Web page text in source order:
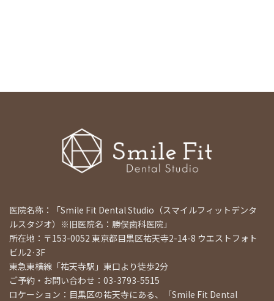
医院名称：「Smile Fit Dental Studio（スマイルフィットデンタ
ルスタジオ）※旧医院名：勝俣歯科医院」
所在地：〒153-0052 東京都目黒区祐天寺2-14-8 ウエストフォト
ビル2·3F
東急東横線「祐天寺駅」東口より徒歩2分
ご予約・お問い合わせ：03-3793-5515
ロケーション：目黒区の祐天寺にある、「Smile Fit Dental